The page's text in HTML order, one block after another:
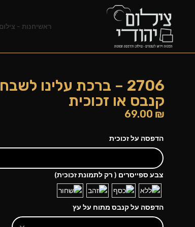
ראשיחנות –
2706 – ברכת עלינו
קנבס או זכוכית
69.00 ₪
הדפסה על זכוכית
צבע ספייסרים ( רק לתמונת זכוכית)
הדפסה על קנבס מתוח על עץ